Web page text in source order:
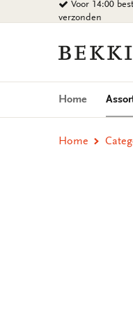
naar
Voor 14:00
verzonden
Bekking
Blitz
Uitgevers
Home
Home